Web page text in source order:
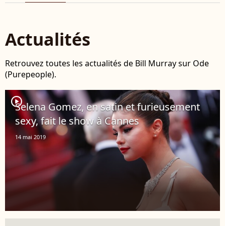
Actualités
Retrouvez toutes les actualités de Bill Murray sur Ode
(Purepeople).
player2
Selena Gomez, en satin et furieusement
sexy, fait le show à Cannes
14 mai 2019